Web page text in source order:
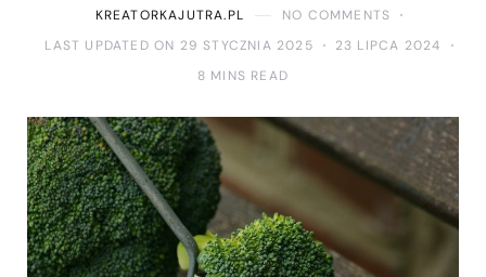
KREATORKAJUTRA.PL
NO COMMENTS
LAST UPDATED ON 29 STYCZNIA 2025
23 LIPCA 2024
8 MINS READ